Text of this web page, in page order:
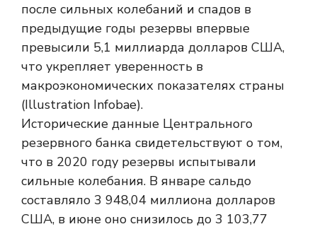
Исторические данные Центрального
резервного банка свидетельствуют о том,
что в 2020 году резервы испытывали
сильные колебания. В январе сальдо
составляло 3 948,04 миллиона долларов
США, в июне оно снизилось до 3 103,77